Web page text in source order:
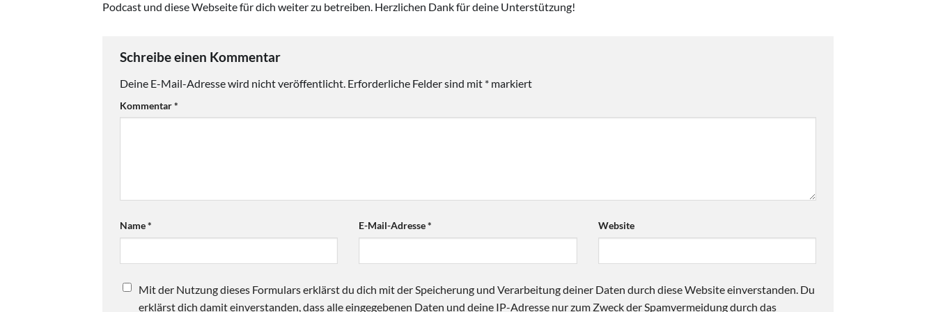
Podcast und diese Webseite für dich weiter zu betreiben. Herzlichen Dank für deine Unterstützung!
Schreibe einen Kommentar
Deine E-Mail-Adresse wird nicht veröffentlicht. Erforderliche Felder sind mit * markiert
Kommentar*
Name* E-Mail-Adresse* Website
Mit der Nutzung dieses Formulars erklärst du dich mit der Speicherung und Verarbeitung deiner Daten durch diese Website einverstanden. Du
erklärst dich damit einverstanden, dass alle eingegebenen Daten und deine IP-Adresse nur zum Zweck der Spamvermeidung durch das